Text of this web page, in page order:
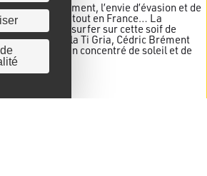
de confinement, l’envie d’évasion et de
ressentir partout en France… La
l’été 2020 vient surfer sur cette soif de
En proposant la Ti Gria, Cédric Brément
arrangés à un concentré de soleil et de